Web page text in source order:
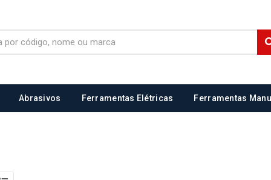
Abrasivos Ferramentas Elétricas Ferramentas